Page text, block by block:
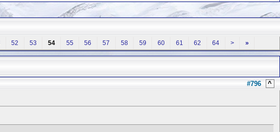
52 53 54 55 56 57 58 59 60 61 62 64 > »
#796 ^